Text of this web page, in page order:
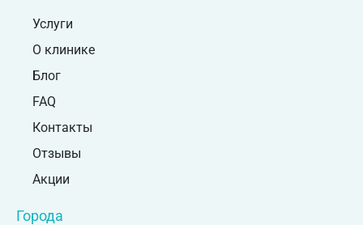
Услуги
О клинике
Блог
FAQ
Контакты
Отзывы
Акции
Города